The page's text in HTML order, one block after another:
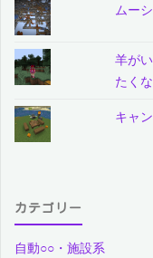
ムー
羊が
たく
キャ
カテゴリー
自動○○・施設系